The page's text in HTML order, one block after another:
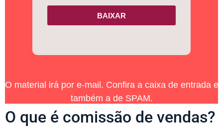
BAIXAR
O material irá por e-mail. Confira a caixa de entrada e
também a de SPAM.
O que é comissão de vendas?